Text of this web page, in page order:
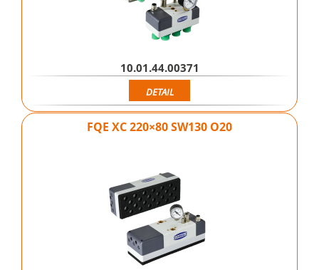
10.01.44.00371
DETAIL
FQE XC 220×80 SW130 O20